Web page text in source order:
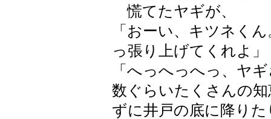
慌てたヤギが、
「おーい、キツネく
っ張り上げてくれよ」
「へっへっへっ、ヤ
数ぐらいたくさんの
ずに井戸の底に降り